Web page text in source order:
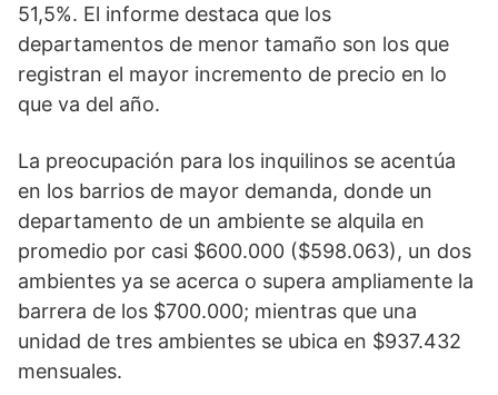
51,5%. El informe destaca que los
departamentos de menor tamaño son los que
registran el mayor incremento de precio en lo
que va del año.
La preocupación para los inquilinos se acentúa
en los barrios de mayor demanda, donde un
departamento de un ambiente se alquila en
promedio por casi $600.000 ($598.063), un dos
ambientes ya se acerca o supera ampliamente la
barrera de los $700.000; mientras que una
unidad de tres ambientes se ubica en $937.432
mensuales.